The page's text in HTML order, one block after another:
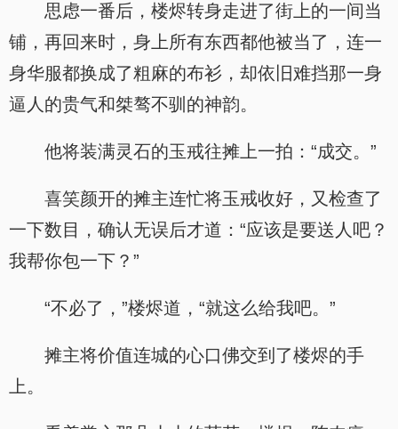
思虑一番后，楼烬转身走进了街上的一间当
铺，再回来时，身上所有东西都他被当了，连一
身华服都换成了粗麻的布衫，却依旧难挡那一身
逼人的贵气和桀骜不驯的神韵。
他将装满灵石的玉戒往摊上一拍：“成交。”
喜笑颜开的摊主连忙将玉戒收好，又检查了
一下数目，确认无误后才道：“应该是要送人吧？
我帮你包一下？”
“不必了，”楼烬道，“就这么给我吧。”
摊主将价值连城的心口佛交到了楼烬的手
上。